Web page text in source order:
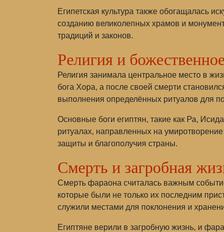
Египетская культура также обогащалась
созданию великолепных храмов и
традиций и законов.
Религия и
Религия занимала центральное место в
бога Хора, а после своей смерти
выполнения определённых ритуалов для
Основные боги египтян, такие как Ра,
ритуалах, направленных на
защиты и благополучия страны.
Смерть и загробная
Смерть фараона считалась важным
которые были не только их последним
служили местами для поклонения и
Египтяне верили в загробную жизнь, и